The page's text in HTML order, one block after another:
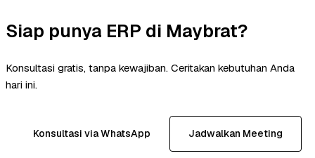
Siap punya ERP di Maybrat?
Konsultasi gratis, tanpa kewajiban. Ceritakan kebutuhan Anda
hari ini.
Konsultasi via WhatsApp Jadwalkan Meeting